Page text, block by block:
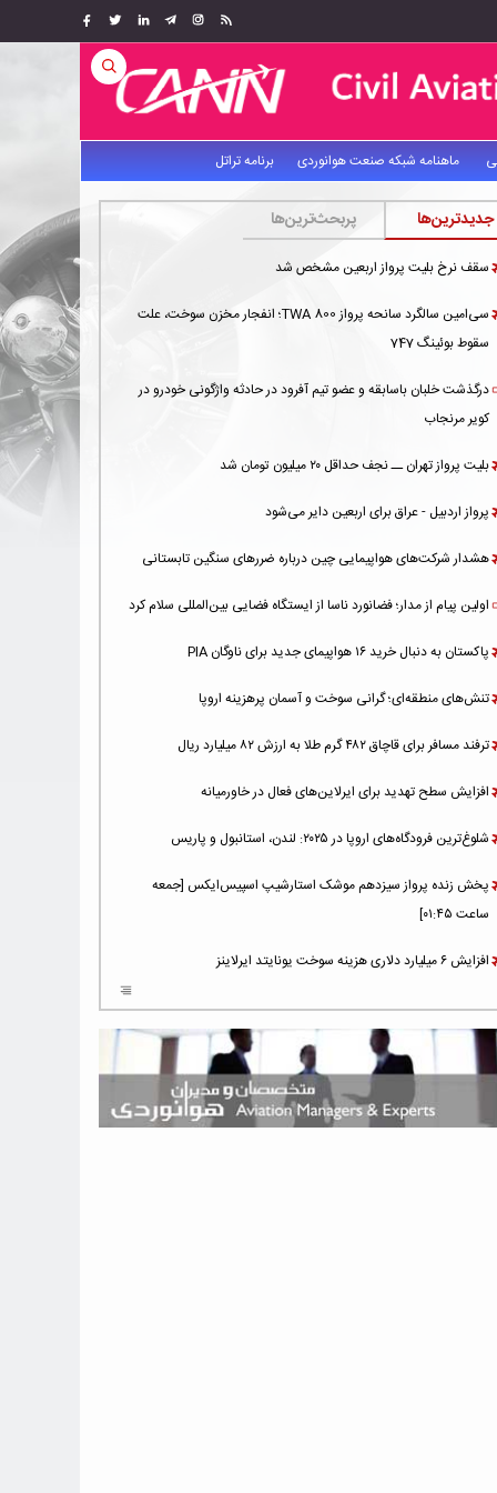
ماهنامه شبکه صنعت هوانوردی برنامه تراتل
جدیدترین‌ها پربحث‌ترین‌ها
سقف نرخ بلیت پرواز اربعین مشخص شد
سی‌امین سالگرد سانحه پرواز TWA 800؛ انفجار مخزن سوخت، علت
سقوط بوئینگ 747
درگذشت خلبان باسابقه و عضو تیم آفرود در حادثه واژگونی خودرو در
کویر مرنجاب
بلیت پرواز تهران ــ نجف حداقل ۲۰ میلیون تومان شد
پرواز اردبیل - عراق برای اربعین دایر می‌شود
هشدار شرکت‌های هواپیمایی چین درباره ضررهای سنگین تابستانی
اولین پیام از مدار؛ فضانورد ناسا از ایستگاه فضایی بین‌المللی سلام کرد
پاکستان به دنبال خرید ۱۶ هواپیمای جدید برای ناوگان PIA
تنش‌های منطقه‌ای؛ گرانی سوخت و آسمان پرهزینه اروپا
ترفند مسافر برای قاچاق ۴۸۲ گرم طلا به ارزش ۸۲ میلیارد ریال
افزایش سطح تهدید برای ایرلاین‌های فعال در خاورمیانه
شلوغ‌ترین فرودگاه‌های اروپا در ۲۰۲۵: لندن، استانبول و پاریس
پخش زنده پرواز سیزدهم موشک استارشیپ اسپیس‌ایکس [جمعه
ساعت ۰۱:۴۵]
افزایش ۶ میلیارد دلاری هزینه‌ سوخت یونایتد ایرلاینز
هوش مصنوعی وارد تعمیر و بازرسی موتورهای هواپیما شد
حمله هوایی به تأسیسات فرودگاه سمنان
استخدام در صنعت هوانوردی کانادا با آموزش رایگان و حقوق ۱۲۷ هزار
دلاری